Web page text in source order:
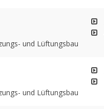
und Lüftungsbau
und Lüftungsbau